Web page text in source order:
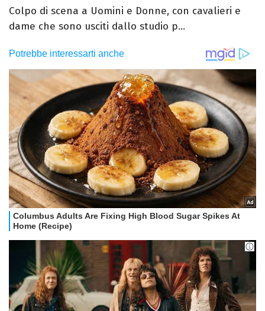
Colpo di scena a Uomini e Donne, con cavalieri e
dame che sono usciti dallo studio p...